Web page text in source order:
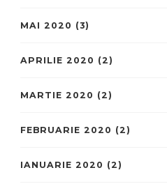
MAI 2020 (3)
APRILIE 2020 (2)
MARTIE 2020 (2)
FEBRUARIE 2020 (2)
IANUARIE 2020 (2)